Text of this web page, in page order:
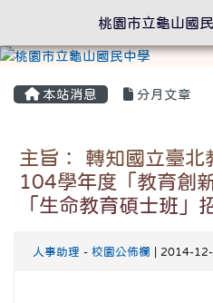
本站消息 分月文章
主旨： 轉知國立臺北
104學年度「教育創
「生命教育碩士班」
人事助理 - 校園公佈欄 | 2014-
桃園市立龜山國